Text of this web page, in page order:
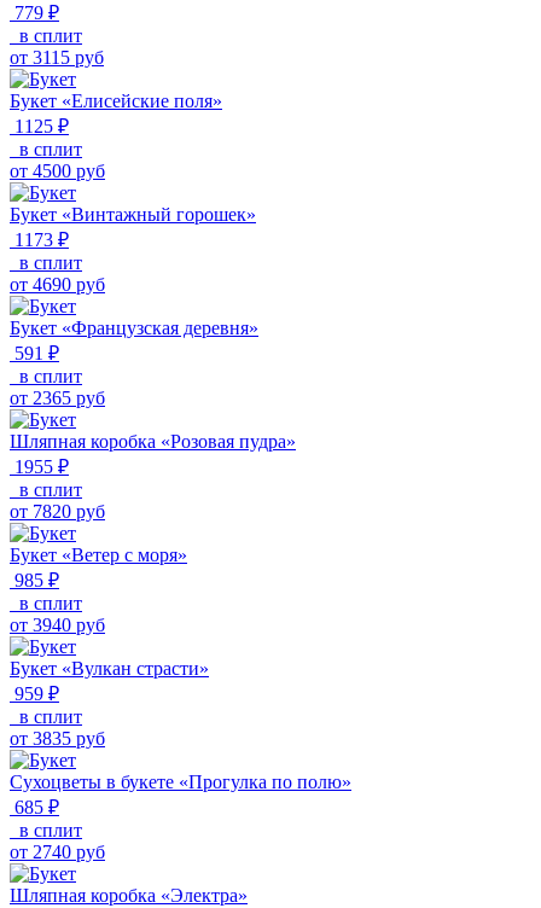
779 ₽
в сплит
от 3115 руб
Букет «Елисейские поля»
1125 ₽
в сплит
от 4500 руб
Букет «Винтажный горошек»
1173 ₽
в сплит
от 4690 руб
Букет «Французская деревня»
591 ₽
в сплит
от 2365 руб
Шляпная коробка «Розовая пудра»
1955 ₽
в сплит
от 7820 руб
Букет «Ветер с моря»
985 ₽
в сплит
от 3940 руб
Букет «Вулкан страсти»
959 ₽
в сплит
от 3835 руб
Сухоцветы в букете «Прогулка по полю»
685 ₽
в сплит
от 2740 руб
Шляпная коробка «Электра»